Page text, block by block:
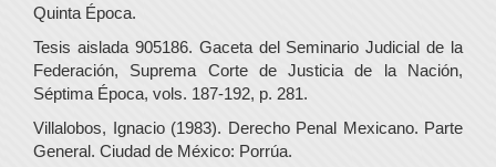
Quinta Época.
Tesis aislada 905186. Gaceta del Seminario Judicial de la
Federación, Suprema Corte de Justicia de la Nación,
Séptima Época, vols. 187-192, p. 281.
Villalobos, Ignacio (1983). Derecho Penal Mexicano. Parte
General. Ciudad de México: Porrúa.